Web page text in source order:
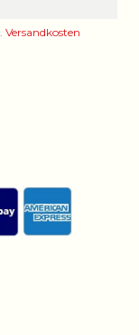
Versandkosten